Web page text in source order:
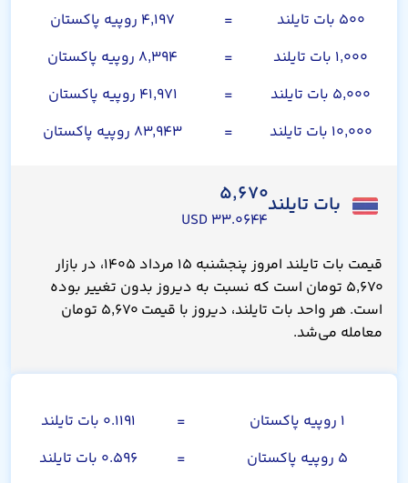
۵۰۰ بات تایلند
=
۴,۱۹۷ روپیه پاکستان
۱,۰۰۰ بات تایلند
=
۸,۳۹۴ روپیه پاکستان
۵,۰۰۰ بات تایلند
=
۴۱,۹۷۱ روپیه پاکستان
۱۰,۰۰۰ بات تایلند
= ۸۳,۹۴۳ روپیه پاکستان
بات تایلند۵,۶۷۰
۳۳.۰۶۴۴ USD
قیمت بات تایلند امروز پنجشنبه ۱۵ مرداد ۱۴۰۵، در بازار
۵,۶۷۰ تومان است که نسبت به دیروز بدون تغییر بوده
است. هر واحد بات تایلند، دیروز با قیمت ۵,۶۷۰ تومان
معامله می‌شد.
۱ روپیه پاکستان =
۰.۱۱۹۱ بات تایلند
۵ روپیه پاکستان
=
۰.۵۹۶ بات تایلند